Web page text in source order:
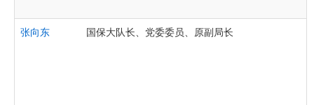
张向东 国保大队长、党委委员、原副局长